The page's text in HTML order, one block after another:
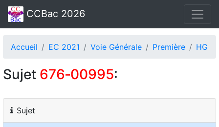
CCBac 2026
Accueil EC 2021 Voie Générale Première HG
Sujet 676‑00995:
Sujet